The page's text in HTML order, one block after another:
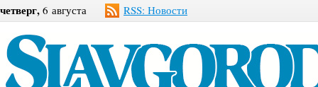
четверг, 6 августа RSS: Новости